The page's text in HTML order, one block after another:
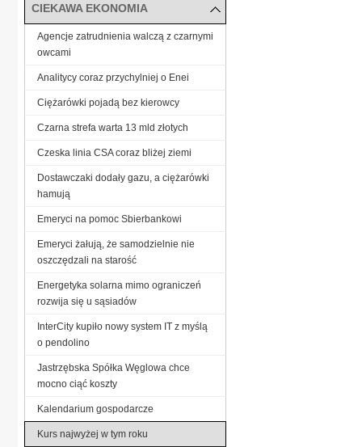
CIEKAWA EKONOMIA
Agencje zatrudnienia walczą z czarnymi
owcami
Analitycy coraz przychylniej o Enei
Ciężarówki pojadą bez kierowcy
Czarna strefa warta 13 mld złotych
Czeska linia CSA coraz bliżej ziemi
Dostawczaki dodały gazu, a ciężarówki
hamują
Emeryci na pomoc Sbierbankowi
Emeryci żałują, że samodzielnie nie
oszczędzali na starość
Energetyka solarna mimo ograniczeń
rozwija się u sąsiadów
InterCity kupiło nowy system IT z myślą
o pendolino
Jastrzębska Spółka Węglowa chce
mocno ciąć koszty
Kalendarium gospodarcze
Kurs najwyżej w tym roku